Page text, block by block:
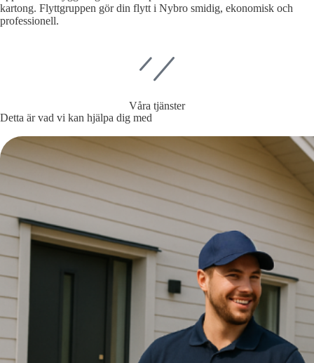
kartong. Flyttgruppen gör din flytt i Nybro smidig, ekonomisk och
professionell.
Våra tjänster
Detta är vad vi kan hjälpa dig med